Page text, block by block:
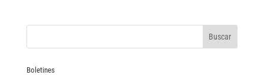
Boletines